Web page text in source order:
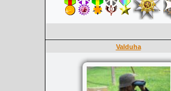
Valduha